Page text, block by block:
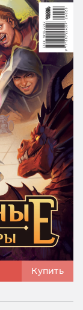
Купить